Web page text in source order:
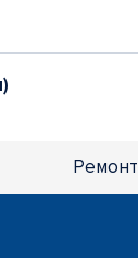
Ремонт